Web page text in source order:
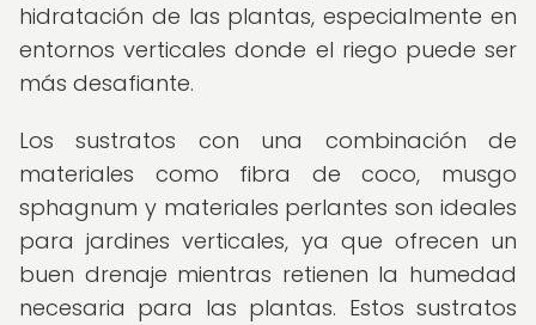
hidratación de las plantas, especialmente en
entornos verticales donde el riego puede ser
más desafiante.
Los sustratos con una combinación de
materiales como fibra de coco, musgo
sphagnum y materiales perlantes son ideales
para jardines verticales, ya que ofrecen un
buen drenaje mientras retienen la humedad
necesaria para las plantas. Estos sustratos